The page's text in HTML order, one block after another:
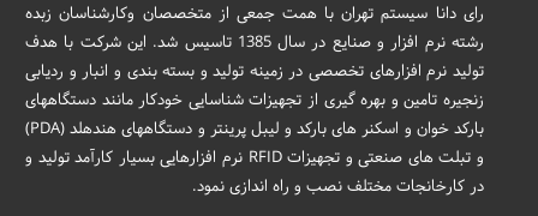
رای دانا سیستم تهران با همت جمعی از متخصصان وکارشناسان زبده
رشته نرم افزار و صنایع در سال 1385 تاسیس شد. این شرکت با هدف
تولید نرم افزارهای تخصصی در زمینه تولید و بسته بندی و انبار و ردیابی
زنجیره تامین و بهره گیری از تجهیزات شناسایی خودکار مانند دستگاههای
بارکد خوان و اسکنر های بارکد و لیبل پرینتر و دستگاههای هندهلد (PDA)
و تبلت های صنعتی و تجهیزات RFID نرم افزارهایی بسیار کارآمد تولید و
در کارخانجات مختلف نصب و راه اندازی نمود.